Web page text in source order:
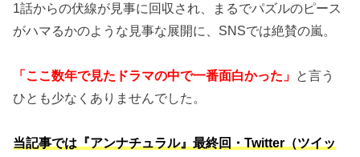
1話からの伏線が見事に回収され、まるでパズルのピース
がハマるかのような見事な展開に、SNSでは絶賛の嵐。
「ここ数年で見たドラマの中で一番面白かった」 と言う
ひとも少なくありませんでした。
当記事では『アンナチュラル』最終回・Twitter（ツイッ